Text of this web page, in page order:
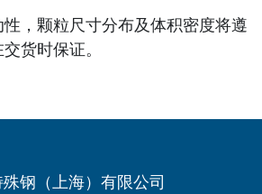
，颗粒尺寸分布及体积密度将遵
货时保证。
钢（上海）有限公司